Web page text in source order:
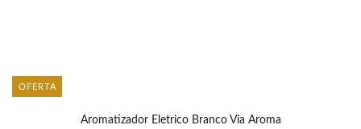
OFERTA
Aromatizador Eletrico Branco Via Aroma